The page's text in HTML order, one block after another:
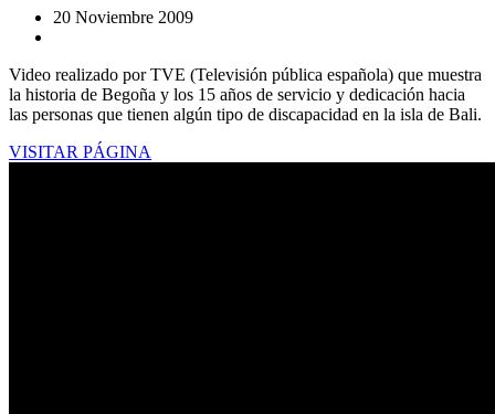
20 Noviembre 2009
Video realizado por TVE (Televisión pública española) que muestra
la historia de Begoña y los 15 años de servicio y dedicación hacia
las personas que tienen algún tipo de discapacidad en la isla de Bali.
VISITAR PÁGINA